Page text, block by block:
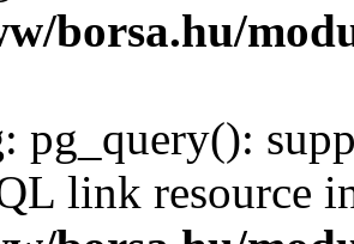
borsa.hu/
: pg_query():
link resource